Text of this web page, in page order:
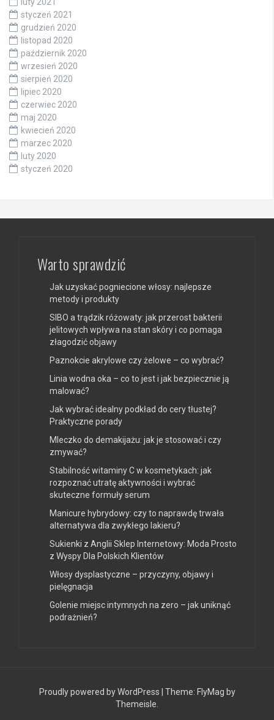
styczeń 2021
grudzień 2020
listopad 2020
październik 2020
wrzesień 2020
sierpień 2020
lipiec 2020
czerwiec 2020
maj 2020
kwiecień 2020
marzec 2020
luty 2020
styczeń 2020
Warto sprawdzić
Jak uzyskać pogniecione włosy: najlepsze
metody i produkty
SIBO a trądzik różowaty: jak przerost bakterii
jelitowych wpływa na stan skóry i co pomaga
złagodzić objawy
Paznokcie akrylowe czy żelowe – co wybrać?
Linia wodna oka – co to jest i jak bezpiecznie ją
malować?
Jak wybrać idealny podkład do cery tłustej?
Praktyczne porady
Mleczko do demakijażu: jak je stosować i czy
zmywać?
Stabilność witaminy C w kosmetykach: jak
rozpoznać utratę aktywności i wybrać
skuteczne formuły serum
Manicure hybrydowy: czy to naprawdę trwała
alternatywa dla zwykłego lakieru?
Sukienki z Anglii Sklep Internetowy: Moda Prosto
z Wyspy Dla Polskich Klientów
Włosy dysplastyczne – przyczyny, objawy i
pielęgnacja
Golenie miejsc intymnych na zero – jak uniknąć
podrażnień?
Proudly powered by WordPress Theme: FlyMag by
Themeisle.